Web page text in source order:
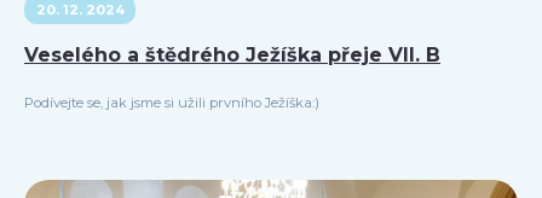
20. 12. 2024
Veselého a štědrého Ježíška přeje VII. B
Podívejte se, jak jsme si užili prvního Ježíška:)